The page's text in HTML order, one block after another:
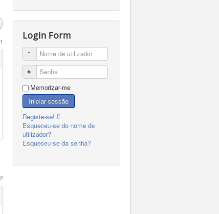
Login Form
Nome de utilizador
Senha
Memorizar-me
Iniciar sessão
Registe-se!
Esqueceu-se do nome de
utilizador?
Esqueceu-se da senha?